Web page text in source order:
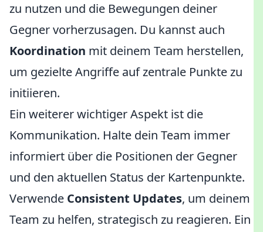
zu nutzen und die Bewegungen deiner
Gegner vorherzusagen. Du kannst auch
Koordination mit deinem Team herstellen,
um gezielte Angriffe auf zentrale Punkte zu
initiieren.
Ein weiterer wichtiger Aspekt ist die
Kommunikation. Halte dein Team immer
informiert über die Positionen der Gegner
und den aktuellen Status der Kartenpunkte.
Verwende Consistent Updates, um deinem
Team zu helfen, strategisch zu reagieren. Ein